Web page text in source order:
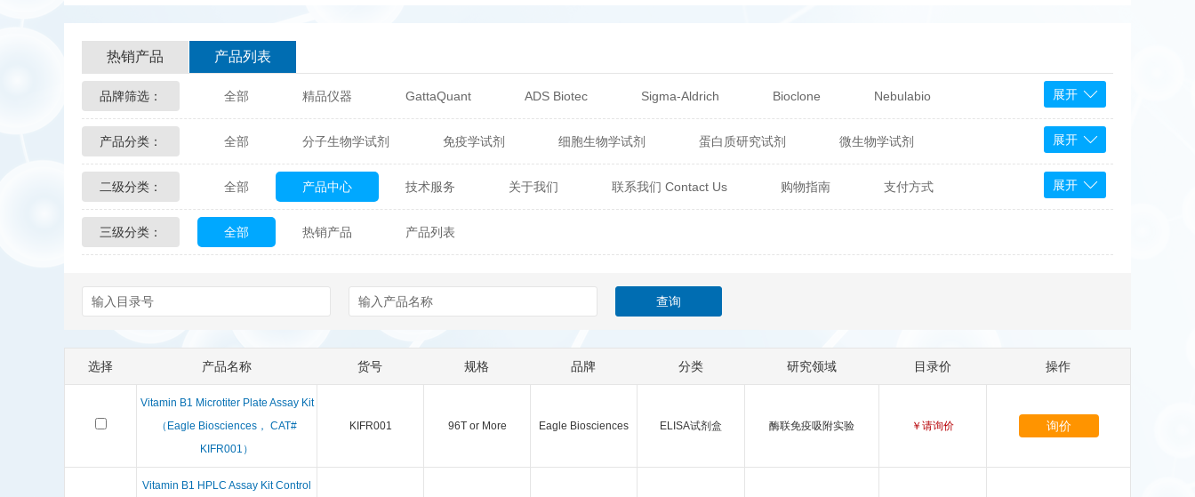
热销产品 产品列表
品牌筛选： 全部 精品仪器 GattaQuant ADS Biotec Sigma-Aldrich Bioclone Nebulabio
Glycon Biochem Sterlitech 热销产品 辰辉创聚生物® (Nebulabio) BPS Bioscience
Echelon Biosciences Verichem Laboratories Vicbio Biotech Click Chemistry Tools Bioassay Systems
Affinity Biologicals Kingfisher Biotech
Berry & Associates Hybrid Plastics Milenia Biotec Sunrise Science
LGC Maine Standards Biolife Solutions Pall Omicron Biochemicals 康为世纪
Abbexa AbD Serotec Abnova Active Motif
展开
产品分类： 全部 分子生物学试剂 免疫学试剂 细胞生物学试剂 蛋白质研究试剂 微生物学试剂
化学及生物化学试剂 材料学试剂 仪器及设备 耗材及常用物品 其他产品
展开
二级分类： 全部 产品中心 技术服务 关于我们 联系我们 Contact Us 购物指南 支付方式
配送方式 售后服务 技术专栏
展开
三级分类： 全部 热销产品 产品列表
选择 产品名称 货号 规格 品牌 分类 研究领域 目录价 操作
Vitamin B1 Microtiter Plate Assay Kit
（Eagle Biosciences， CAT#
KIFR001）
KIFR001 96T or More Eagle Biosciences ELISA试剂盒 酶联免疫吸附实验 ￥请询价 询价
Vitamin B1 HPLC Assay Kit Control